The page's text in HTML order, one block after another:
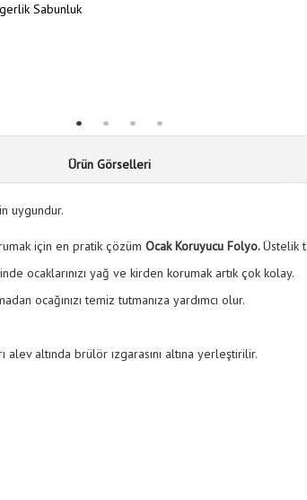
Sabunluk
Ürün Görselleri
uygundur.
için en pratik çözüm Ocak Koruyucu Folyo.Üstelik
ocaklarınızı yağ ve kirden korumak artık çok kolay.
ocağınızı temiz tutmanıza yardımcı olur.
altında brülör ızgarasını altına yerleştirilir.